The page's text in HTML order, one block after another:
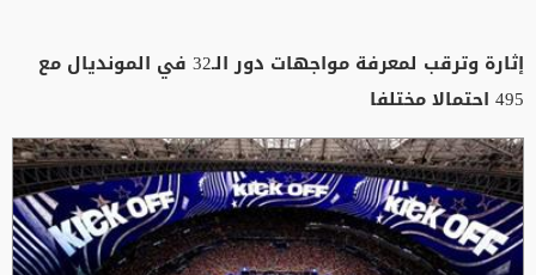
إثارة وترقب لمعرفة مواجهات دور الـ32 في المونديال مع
495 احتمالا مختلفا